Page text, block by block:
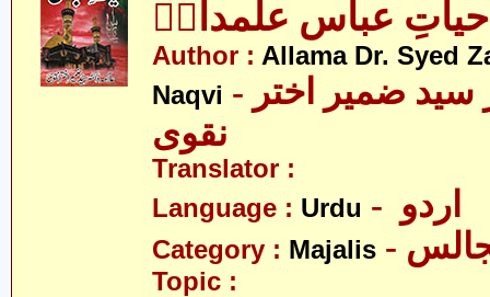
عباس علمدارؑ
Author : Allama Dr. Syed
Naqvi - علامہ ڈاکٹر سید ضمیر اختر
نقوی
Translator :
Language : Urdu
Category : Majalis
Topic :